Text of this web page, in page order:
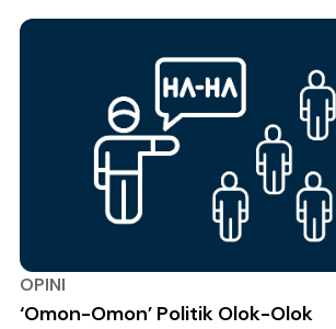
OPINI
‘Omon-Omon’ Politik Olok-Olok